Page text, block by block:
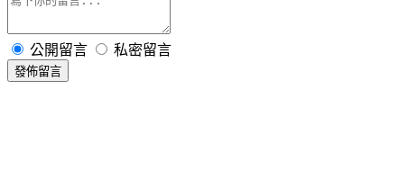
公開留言 私密留言
發佈留言